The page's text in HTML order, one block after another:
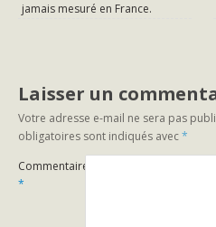
jamais mesuré en France.
Laisser un
Votre adresse e-mail ne sera pas
obligatoires sont indiqués avec*
Commentaire
*